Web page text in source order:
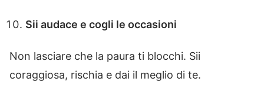
Sii audace e cogli le occasioni
Non lasciare che la paura ti blocchi. Sii
coraggiosa, rischia e dai il meglio di te.